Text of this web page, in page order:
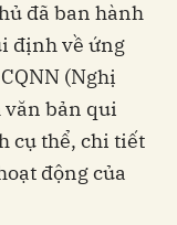
đã ban hành
định về ứng
(Nghị
bản qui
cụ thể, chi tiết
động của